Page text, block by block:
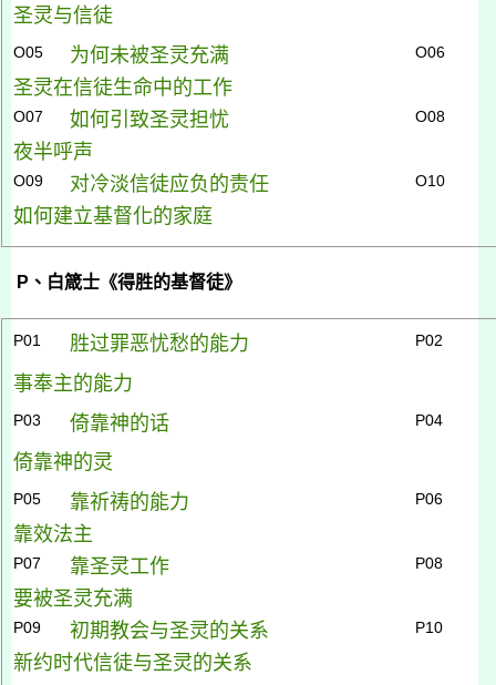
圣灵与信徒
O05 为何未被圣灵充满 O06
圣灵在信徒生命中的工作
O07 如何引致圣灵担忧 O08
夜半呼声
O09 对冷淡信徒应负的责任 O10
如何建立基督化的家庭
P 、白箴士《得胜的基督徒》
P01 胜过罪恶忧愁的能力 P02
事奉主的能力
P03 倚靠神的话 P04
倚靠神的灵
P05 靠祈祷的能力 P06
靠效法主
P07 靠圣灵工作 P08
要被圣灵充满
P09 初期教会与圣灵的关系 P10
新约时代信徒与圣灵的关系